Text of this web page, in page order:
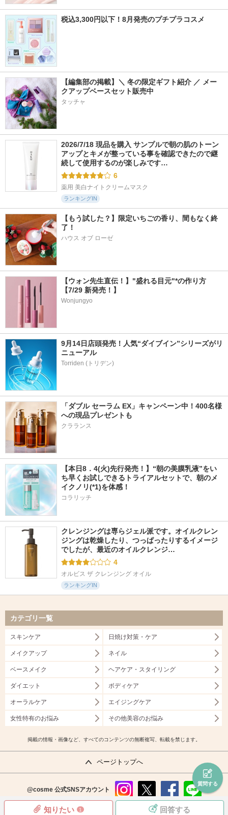
知りたい 1 回答する
質問する
税込3,300円以下！8月発売のプチプラコスメ
【編集部の掲載】＼ 冬の限定ギフト紹介 ／ メー
クアップベースセット販売中
タッチャ
2026/7/18 現品を購入 サンプルで朝の肌のトーン
アップとキメが整っている事を確認できたので継
続して使用するのが楽しみです…
6
薬用 美白ナイトクリームマスク
ランキングIN
【もう試した？】限定いちごの香り、間もなく終
了！
ハウス オブ ローゼ
【ウォン先生直伝！】"盛れる目元"*の作り方
【7/29 新発売！】
Wonjungyo
9月14日店頭発売！人気“ダイブイン”シリーズがリ
ニューアル
「ダブル セーラム EX」キャンペーン中！400名様
への現品プレゼントも
クラランス
【本日8．4(火)先行発売！】“朝の美膜乳液”をい
ち早くお試しできるトライアルセットで、朝のメ
イクノリ(*1)を体感！
コラリッチ
クレンジングは専らジェル派です。オイルクレン
ジングは乾燥したり、つっぱったりするイメージ
でしたが、最近のオイルクレンジ…
4
オルビス ザ クレンジング オイル
ランキングIN
カテゴリ一覧
スキンケア 日焼け対策・ケア
メイクアップ ネイル
ベースメイク ヘアケア・スタイリング
ダイエット ボディケア
オーラルケア エイジングケア
女性特有のお悩み その他美容のお悩み
掲載の情報・画像など、すべてのコンテンツの無断複写、転載を禁じます。
ページトップへ
@cosme 公式SNSアカウント
instag
x
faceb
ook
line